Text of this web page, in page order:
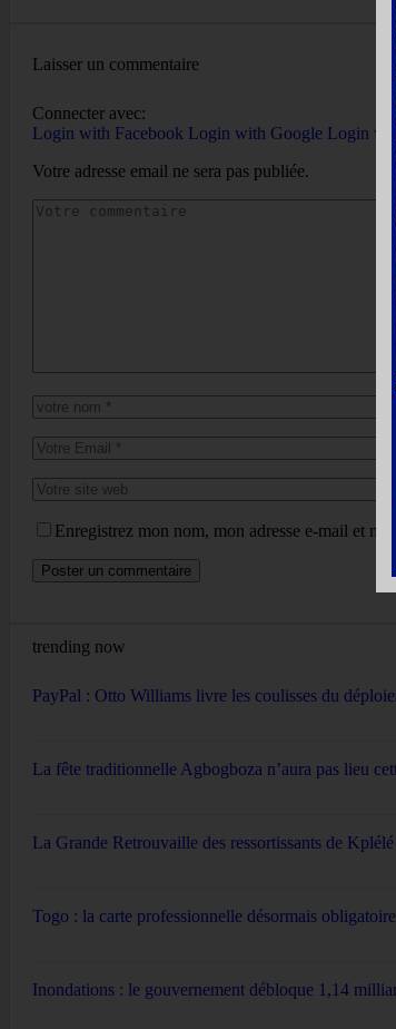
Laisser un commentaire
Connecter avec:
Login with Facebook Login with Google Login
Votre adresse email ne sera pas publiée.
Enregistrez mon nom, mon adresse e-mail et
trending now
PayPal : Otto Williams livre les coulisses du
La fête traditionnelle Agbogboza n’aura pas lieu
La Grande Retrouvaille des ressortissants de
Togo : la carte professionnelle désormais
Inondations : le gouvernement débloque 1,14